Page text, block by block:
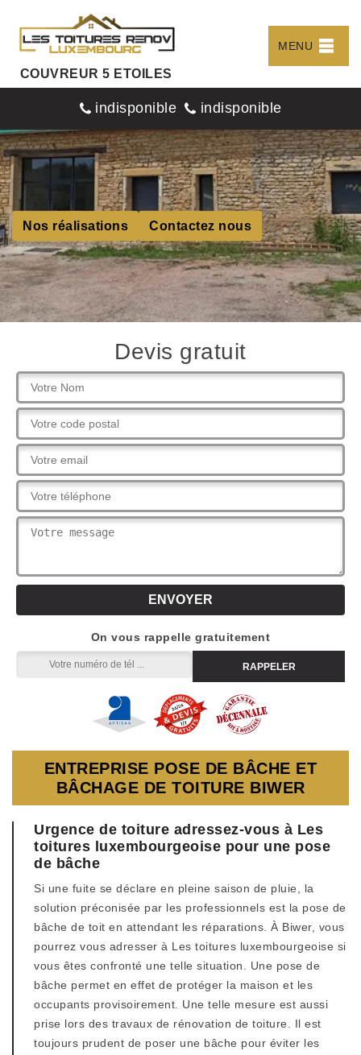
COUVREUR 5 ETOILES
MENU
indisponible indisponible
Nos réalisations Contactez nous
Devis gratuit
On vous rappelle gratuitement
ENTREPRISE POSE DE BÂCHE ET
BÂCHAGE DE TOITURE BIWER
Urgence de toiture adressez-vous à Les
toitures luxembourgeoise pour une pose
de bâche
Si une fuite se déclare en pleine saison de pluie, la
solution préconisée par les professionnels est la pose de
bâche de toit en attendant les réparations. À Biwer, vous
pourrez vous adresser à Les toitures luxembourgeoise si
vous êtes confronté une telle situation. Une pose de
bâche permet en effet de protéger la maison et les
occupants provisoirement. Une telle mesure est aussi
prise lors des travaux de rénovation de toiture. Il est
toujours prudent de poser une bâche pour éviter les